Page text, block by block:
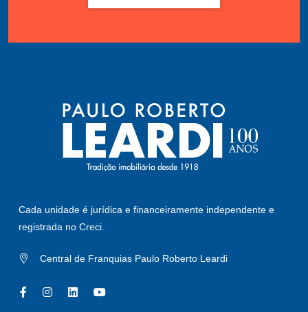
Cada unidade é jurídica e financeiramente independente e
registrada no Creci.
Central de Franquias Paulo Roberto Leardi